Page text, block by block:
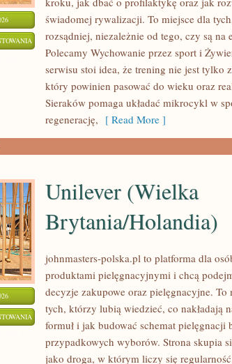
REGENERACJA
ODPOCZYNEK
świadomej rywalizacji. To miejsce dla
rozsądniej, niezależnie od tego, czy są na
Polecamy Wychowanie przez sport i
serwisu stoi idea, że trening nie jest tylko
który powinien pasować do wieku oraz
Sieraków pomaga układać mikrocykl w
regenerację, [ Read More ]
UNILEVER
BRYTANIA/HOLANDIA)
Unilever (Wielka
Brytania/Holandia)
johnmasters-polska.pl to platforma dla
produktami pielęgnacyjnymi i chcą
decyzje zakupowe oraz pielęgnacyjne. To
tych, którzy lubią wiedzieć, co nakładają
formuł i jak budować schemat pielęgnacji
przypadkowych wyborów. Strona skupia
jako droga, w którym liczy się